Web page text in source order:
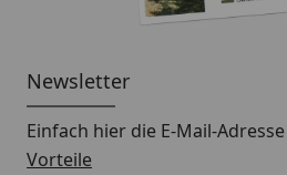
Newsletter
Einfach hier die E-Mail-
Vorteile